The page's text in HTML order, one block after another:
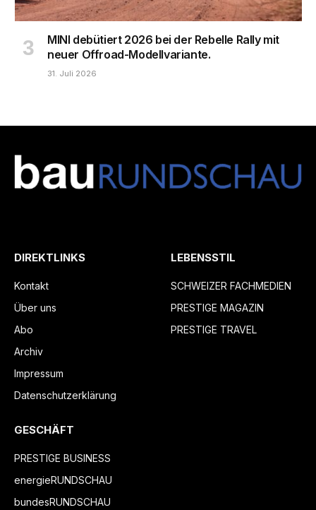
MINI debütiert 2026 bei der Rebelle Rally mit
neuer Offroad-Modellvariante.
31. Juli 2026
DIREKTLINKS
Kontakt
Über uns
Abo
Archiv
Impressum
Datenschutzerklärung
LEBENSSTIL
SCHWEIZER FACHMEDIEN
PRESTIGE MAGAZIN
PRESTIGE TRAVEL
GESCHÄFT
PRESTIGE BUSINESS
energieRUNDSCHAU
bundesRUNDSCHAU